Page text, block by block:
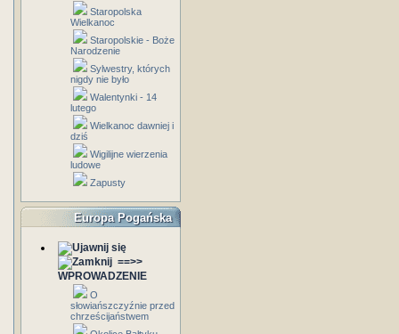
Staropolska
Wielkanoc
Staropolskie - Boże
Narodzenie
Sylwestry, których
nigdy nie było
Walentynki - 14
lutego
Wielkanoc dawniej i
dziś
Wigilijne wierzenia
ludowe
Zapusty
Europa Pogańska
==>>
WPROWADZENIE
O
słowiańszczyźnie przed
chrześcijaństwem